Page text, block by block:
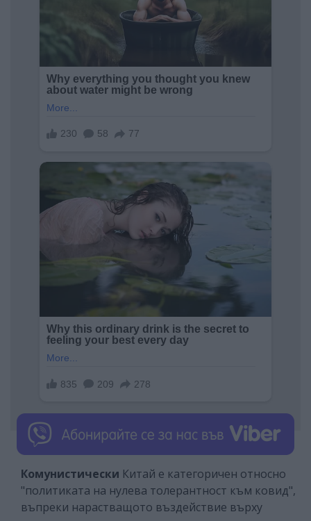
Комунистически Китай е категоричен относно
"политиката на нулева толерантност към ковид",
въпреки нарастващото въздействие върху